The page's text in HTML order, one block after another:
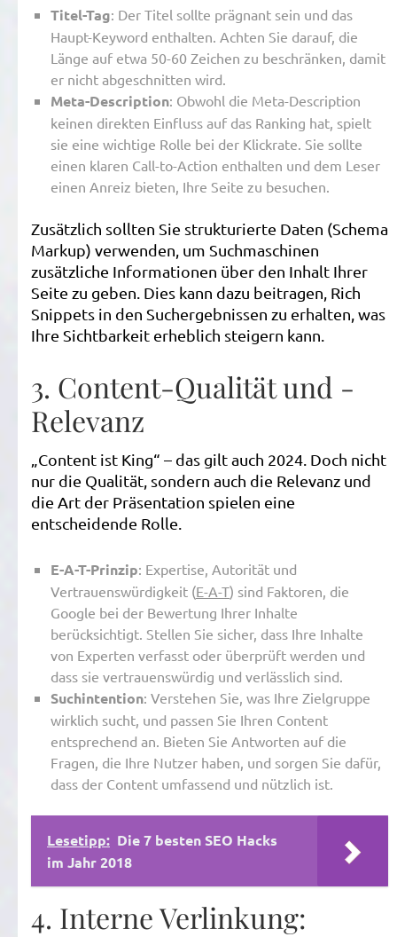
Titel-Tag: Der Titel sollte prägnant sein und das
Haupt-Keyword enthalten. Achten Sie darauf, die
Länge auf etwa 50-60 Zeichen zu beschränken, damit
er nicht abgeschnitten wird.
Meta-Description: Obwohl die Meta-Description
keinen direkten Einfluss auf das Ranking hat, spielt
sie eine wichtige Rolle bei der Klickrate. Sie sollte
einen klaren Call-to-Action enthalten und dem Leser
einen Anreiz bieten, Ihre Seite zu besuchen.
Zusätzlich sollten Sie strukturierte Daten (Schema
Markup) verwenden, um Suchmaschinen
zusätzliche Informationen über den Inhalt Ihrer
Seite zu geben. Dies kann dazu beitragen, Rich
Snippets in den Suchergebnissen zu erhalten, was
Ihre Sichtbarkeit erheblich steigern kann.
3. Content-Qualität und -
Relevanz
„Content ist King“ – das gilt auch 2024. Doch nicht
nur die Qualität, sondern auch die Relevanz und
die Art der Präsentation spielen eine
entscheidende Rolle.
E-A-T-Prinzip: Expertise, Autorität und
Vertrauenswürdigkeit (E-A-T) sind Faktoren, die
Google bei der Bewertung Ihrer Inhalte
berücksichtigt. Stellen Sie sicher, dass Ihre Inhalte
von Experten verfasst oder überprüft werden und
dass sie vertrauenswürdig und verlässlich sind.
Suchintention: Verstehen Sie, was Ihre Zielgruppe
wirklich sucht, und passen Sie Ihren Content
entsprechend an. Bieten Sie Antworten auf die
Fragen, die Ihre Nutzer haben, und sorgen Sie dafür,
dass der Content umfassend und nützlich ist.
Lesetipp: Die 7 besten SEO Hacks
im Jahr 2018
4. Interne Verlinkung: